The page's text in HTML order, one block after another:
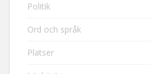
Politik
Ord och språk
Platser